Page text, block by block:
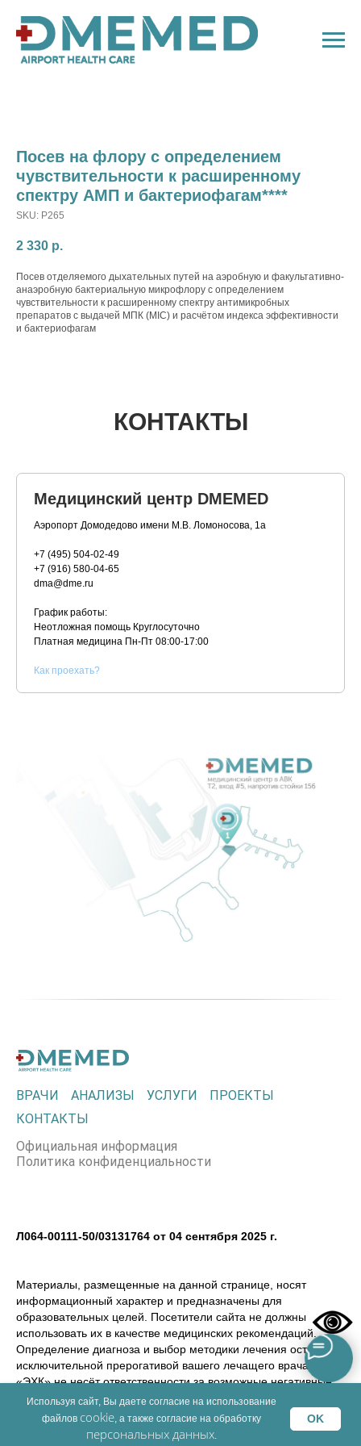
Посев на флору с определением
чувствительности к расширенному
спектру АМП и бактериофагам****
SKU: P265
2 330 р.
Посев отделяемого дыхательных путей на аэробную и факультативно-
анаэробную бактериальную микрофлору с определением
чувствительности к расширенному спектру антимикробных
препаратов с выдачей МПК (MIC) и расчётом индекса эффективности
и бактериофагам
КОНТАКТЫ
Медицинский центр DMEMED
Аэропорт Домодедово имени М.В. Ломоносова, 1а
+7 (495) 504-02-49
+7 (916) 580-04-65
dma@dme.ru
График работы:
Неотложная помощь Круглосуточно
Платная медицина Пн-Пт 08:00-17:00
Как проехать?
ВРАЧИ АНАЛИЗЫ УСЛУГИ
ПРОЕКТЫ
КОНТАКТЫ
Официальная информация
Политика конфиденциальности
Л064-00111-50/03131764 от 04 сентября 2025 г.
Материалы, размещенные на данной странице, носят
информационный характер и предназначены для
образовательных целей. Посетители сайта не должны
использовать их в качестве медицинских рекомендаций.
Определение диагноза и выбор методики лечения остается
исключительной прерогативой вашего лечащего врача! ООО
«ЭХК» не несёт ответственности за возможные негативные
последствия, возникшие в результате использования
информации, размещенной на сайте dmemed.ru
Используя сайт, Вы даете согласие на использование
файлов cookie, а также согласие на обработку
персональных данных.
OK